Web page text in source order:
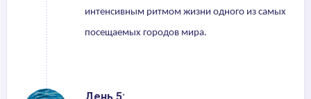
интенсивным ритмом жизни одного из самых
посещаемых городов мира.